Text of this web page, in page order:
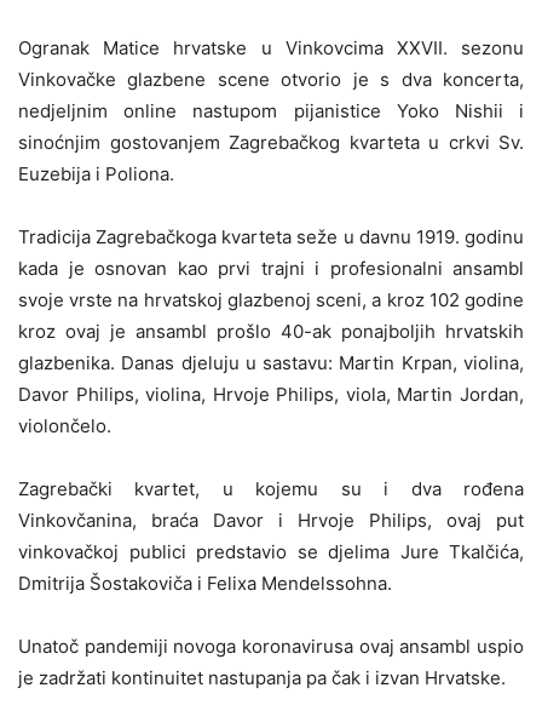
Ogranak Matice hrvatske u Vinkovcima XXVII. sezonu
Vinkovačke glazbene scene otvorio je s dva koncerta,
nedjeljnim online nastupom pijanistice Yoko Nishii i
sinoćnjim gostovanjem Zagrebačkog kvarteta u crkvi Sv.
Euzebija i Poliona.
Tradicija Zagrebačkoga kvarteta seže u davnu 1919. godinu
kada je osnovan kao prvi trajni i profesionalni ansambl
svoje vrste na hrvatskoj glazbenoj sceni, a kroz 102 godine
kroz ovaj je ansambl prošlo 40-ak ponajboljih hrvatskih
glazbenika. Danas djeluju u sastavu: Martin Krpan, violina,
Davor Philips, violina, Hrvoje Philips, viola, Martin Jordan,
violončelo.
Zagrebački kvartet, u kojemu su i dva rođena
Vinkovčanina, braća Davor i Hrvoje Philips, ovaj put
vinkovačkoj publici predstavio se djelima Jure Tkalčića,
Dmitrija Šostakoviča i Felixa Mendelssohna.
Unatoč pandemiji novoga koronavirusa ovaj ansambl uspio
je zadržati kontinuitet nastupanja pa čak i izvan Hrvatske.